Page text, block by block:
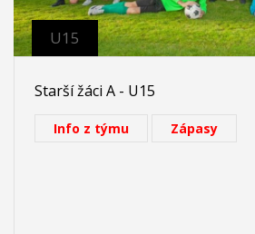
U15
Starší žáci A - U15
Info z týmu Zápasy